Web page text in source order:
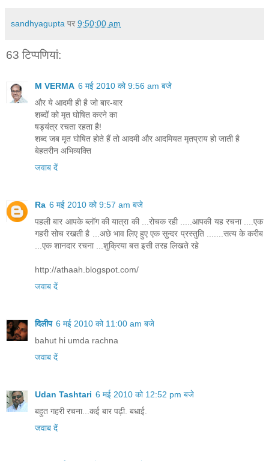
sandhyagupta पर 9:50:00 am
63 टिप्‍पणियां:
M VERMA 6 मई 2010 को 9:56 am बजे
और ये आदमी ही है जो बार-बार
शब्दों को मृत घोषित करने का
षड्यंत्र रचता रहता है!
शब्द जब मृत घोषित होते हैं तो आदमी और आदमियत मृतप्राय हो जाती है
बेहतरीन अभिव्यक्ति
जवाब दें
Ra 6 मई 2010 को 9:57 am बजे
पहली बार आपके ब्लॉग की यात्रा की ...रोचक रही .....आपकी यह रचना ....एक
गहरी सोच रखती है ...अछे भाव लिए हुए एक सुन्दर प्रस्तुति .......सत्य के करीब
...एक शानदार रचना ...शुक्रिया बस इसी तरह लिखते रहे
http://athaah.blogspot.com/
जवाब दें
दिलीप 6 मई 2010 को 11:00 am बजे
bahut hi umda rachna
जवाब दें
Udan Tashtari 6 मई 2010 को 12:52 pm बजे
बहुत गहरी रचना...कई बार पढ़ी. बधाई.
जवाब दें